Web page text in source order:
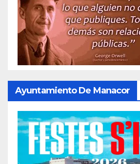
Ayuntamiento De Manacor